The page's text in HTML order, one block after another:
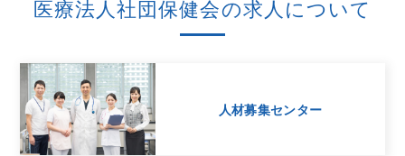
医療法人社団保健会の求人について
人材募集センター